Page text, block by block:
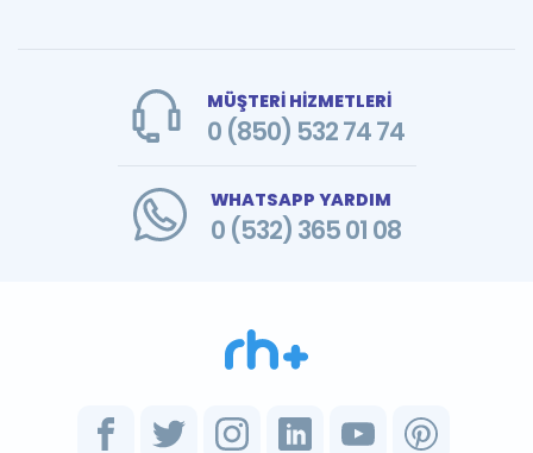
MÜŞTERİ HİZMETLERİ
0 (850) 532 74 74
WHATSAPP YARDIM
0 (532) 365 01 08